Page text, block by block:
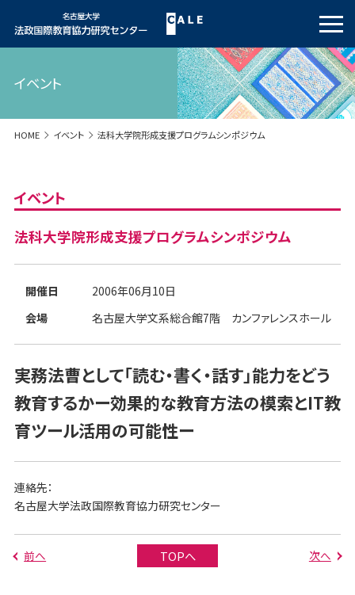
イベント
HOME イベント 法科大学院形成支援プログラムシンポジウム
イベント
法科大学院形成支援プログラムシンポジウム
開催日
2006年06月10日
会場
名古屋大学文系総合館7階 カンファレンスホール
実務法曹として「読む・書く・話す」能力をどう
教育するかー効果的な教育方法の模索とIT教
育ツール活用の可能性ー
連絡先：
名古屋大学法政国際教育協力研究センター
前へ TOPへ 次へ